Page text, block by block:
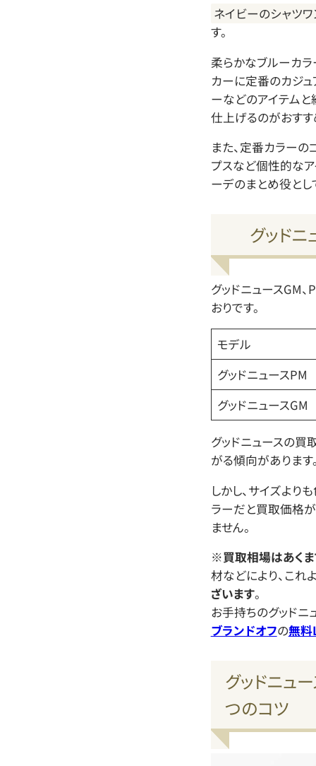
ネイビーのシャツ
す。
柔らかなブルーカラ
カーに定番のカジ
ーなどのアイテムと
仕上げるのがおすす
また、定番カラーの
プスなど個性的なア
ーデのまとめ役とし
グッド
グッドニュースGM
おりです。
モデル
グッドニュースPM
グッドニュースGM
グッドニュースの
がる傾向があります
しかし、サイズより
ラーだと買取価格
ません。
※買取相場はあく
材などにより、これ
ざいます。
お手持ちのグッド
ブランドオフの無料
グッドニュ
つのコツ